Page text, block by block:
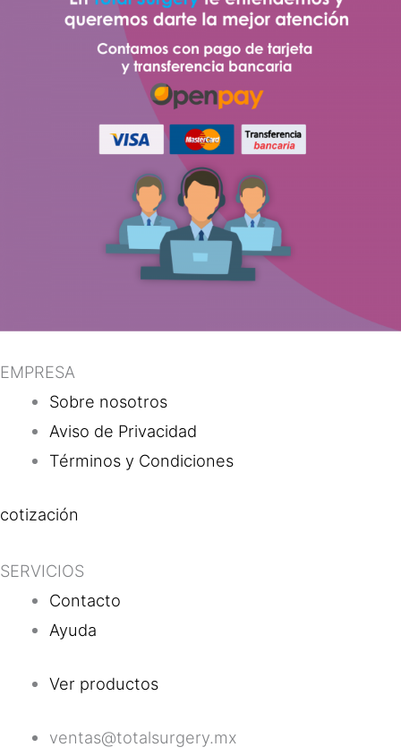
EMPRESA
Sobre nosotros
Aviso de Privacidad
Términos y Condiciones
cotización
SERVICIOS
Contacto
Ayuda
Ver productos
ventas@totalsurgery.mx